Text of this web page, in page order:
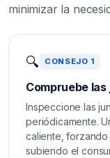
minimizar la
🔍 CONSEJO 1
Compruebe
Inspeccione las
periódicamente.
caliente,
subiendo el